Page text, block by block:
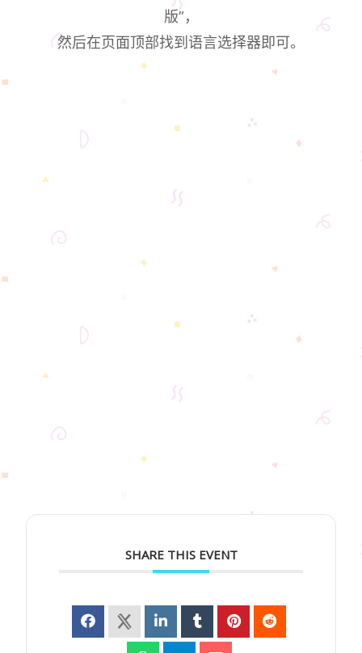
版”，
然后在页面顶部找到语言选择器即可。
SHARE THIS EVENT